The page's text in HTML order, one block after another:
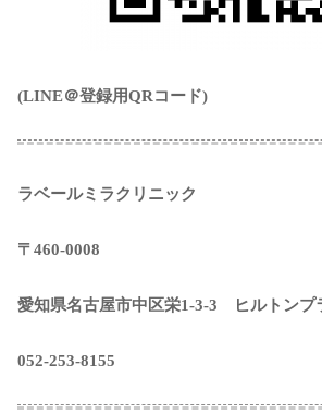
(LINE＠登録用QRコード)
ラベールミラクリニック
〒460-0008
愛知県名古屋市中区栄1-3-3 ヒルトンプ
052-253-8155